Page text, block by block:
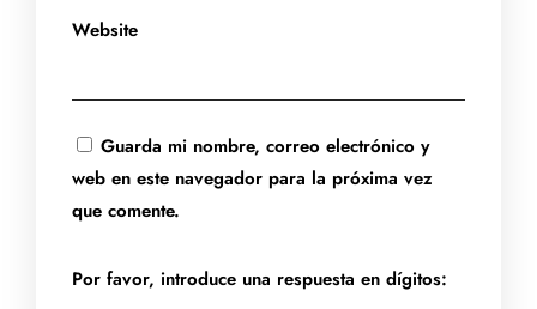
Website
Guarda mi nombre, correo electrónico y
web en este navegador para la próxima vez
que comente.
Por favor, introduce una respuesta en dígitos: